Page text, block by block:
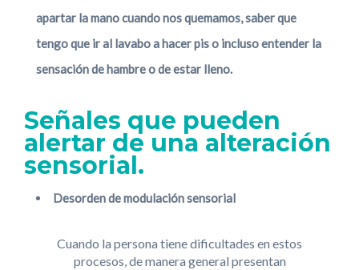
apartar la mano cuando nos quemamos, saber que
tengo que ir al lavabo a hacer pis o incluso entender la
sensación de hambre o de estar lleno.
Señales que pueden
alertar de una alteración
sensorial.
Desorden de modulación sensorial
Cuando la persona tiene dificultades en estos
procesos, de manera general presentan